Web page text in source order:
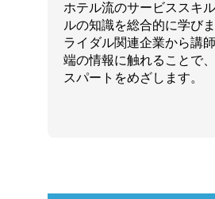
ホテル流のサービススキ
ルの知識を総合的に学び
ライダル関連企業から講
端の情報に触れることで
スパートをめざします。